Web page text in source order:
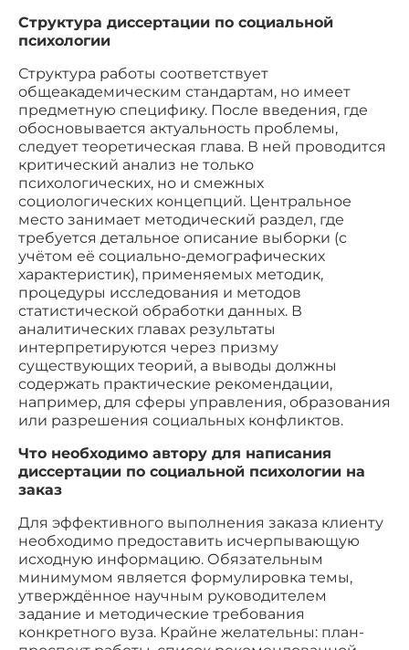
Структура диссертации по социальной
психологии
Структура работы соответствует
общеакадемическим стандартам, но имеет
предметную специфику. После введения, где
обосновывается актуальность проблемы,
следует теоретическая глава. В ней проводится
критический анализ не только
психологических, но и смежных
социологических концепций. Центральное
место занимает методический раздел, где
требуется детальное описание выборки (с
учётом её социально-демографических
характеристик), применяемых методик,
процедуры исследования и методов
статистической обработки данных. В
аналитических главах результаты
интерпретируются через призму
существующих теорий, а выводы должны
содержать практические рекомендации,
например, для сферы управления, образования
или разрешения социальных конфликтов.
Что необходимо автору для написания
диссертации по социальной психологии на
заказ
Для эффективного выполнения заказа клиенту
необходимо предоставить исчерпывающую
исходную информацию. Обязательным
минимумом является формулировка темы,
утверждённое научным руководителем
задание и методические требования
конкретного вуза. Крайне желательны: план-